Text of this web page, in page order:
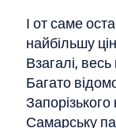
І от саме
найбільшу
Взагалі,
Багато
Самарську